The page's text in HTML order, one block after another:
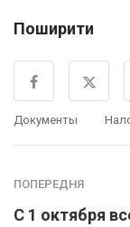
Поширити
Документы
ПОПЕРЕДНЯ
С 1 октября